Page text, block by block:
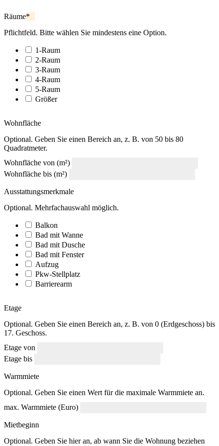
Räume*
Pflichtfeld. Bitte wählen Sie mindestens eine Option.
1-Raum
2-Raum
3-Raum
4-Raum
5-Raum
Größer
Wohnfläche
Optional. Geben Sie einen Bereich an, z. B. von 50 bis 80
Quadratmeter.
Wohnfläche von (m²)
Wohnfläche bis (m²)
Ausstattungsmerkmale
Optional. Mehrfachauswahl möglich.
Balkon
Bad mit Wanne
Bad mit Dusche
Bad mit Fenster
Aufzug
Pkw-Stellplatz
Barrierearm
Etage
Optional. Geben Sie einen Bereich an, z. B. von 0 (Erdgeschoss) bis
17. Geschoss.
Etage von
Etage bis
Warmmiete
Optional. Geben Sie einen Wert für die maximale Warmmiete an.
max. Warmmiete (Euro)
Mietbeginn
Optional. Geben Sie hier an, ab wann Sie die Wohnung beziehen